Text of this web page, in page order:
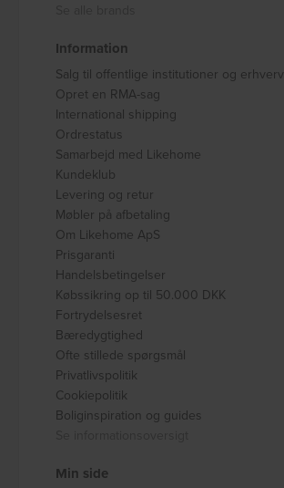
Information
Salg til offentlige institutioner og erhverv
Opret en RMA-sag
International shipping
Ordrestatus
Samarbejd med Likehome
Kundeklub
Levering og retur
Møbler på afbetaling
Om Likehome ApS
Prisgaranti
Handelsbetingelser
Købssikring op til 50.000 DKK
Fortrydelsesret
Bæredygtighed
Ofte stillede spørgsmål
Privatlivspolitik
Cookiepolitik
Boliginspiration og guides
Min side